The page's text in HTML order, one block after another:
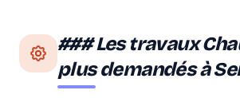
### Les travaux
plus demandés à